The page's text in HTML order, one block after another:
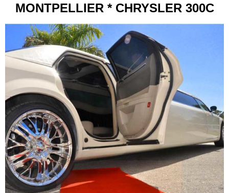
MONTPELLIER * CHRYSLER 300C